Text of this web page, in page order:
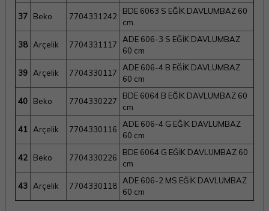
37 Beko 7704331242
BDE 6063 S EĞİK DAVLUMBAZ 60
cm.
38 Arçelik 7704331117
ADE 606-3 S EĞİK DAVLUMBAZ
60 cm
39 Arçelik 7704330117
ADE 606-4 B EĞİK DAVLUMBAZ
60 cm
40 Beko 7704330227
BDE 6064 B EĞİK DAVLUMBAZ 60
cm
41 Arçelik 7704330116
ADE 606-4 G EĞİK DAVLUMBAZ
60 cm
42 Beko 7704330226
BDE 6064 G EĞİK DAVLUMBAZ 60
cm
43 Arçelik 7704330118
ADE 606-2 MS EĞİK DAVLUMBAZ
60 cm